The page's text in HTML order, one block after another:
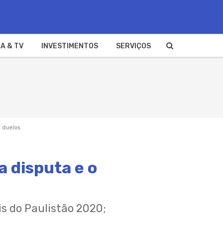
& TV INVESTIMENTOS SERVIÇOS
duelos
disputa e o
do Paulistão 2020;